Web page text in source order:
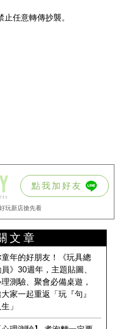
任意轉傳抄襲。
玩新店搶先看
點我加好友
文章
童年的好朋友！《玩具總
》30週年，主題貼圖、
理測驗、聚會必備桌遊，
家一起重返「玩『句』
」